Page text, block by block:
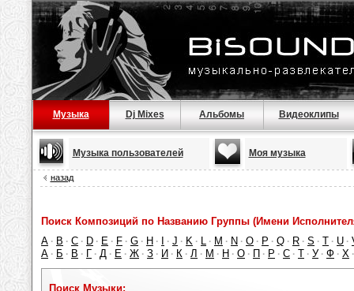
Музыка Dj Mixes Альбомы Видеоклипы
Музыка пользователей Моя музыка
назад
Поиск Композиций по Названию Группы (Имени
A · B · C · D · E · F · G · H · · J · K · L · M · N · O · P · Q · R · S · T · U ·
А · Б · В · Г · Д · Е · Ж · З · И · К · Л · М · Н · О · П · Р · С · Т · У · Ф · Х
Поиск Музыки: